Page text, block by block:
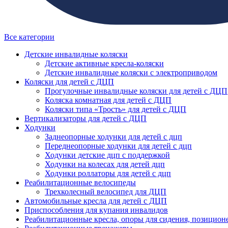
Все категории
Детские инвалидные коляски
Детские активные кресла-коляски
Детские инвалидные коляски с электроприводом
Коляски для детей с ДЦП
Прогулочные инвалидные коляски для детей с ДЦП
Коляска комнатная для детей с ДЦП
Коляски типа «Трость» для детей с ДЦП
Вертикализаторы для детей с ДЦП
Ходунки
Заднеопорные ходунки для детей с дцп
Переднеопорные ходунки для детей с дцп
Ходунки детские дцп с поддержкой
Ходунки на колесах для детей дцп
Ходунки роллаторы для детей с дцп
Реабилитационные велосипеды
Трехколесный велосипед для ДЦП
Автомобильные кресла для детей с ДЦП
Приспособления для купания инвалидов
Реабилитационные кресла, опоры для сидения,